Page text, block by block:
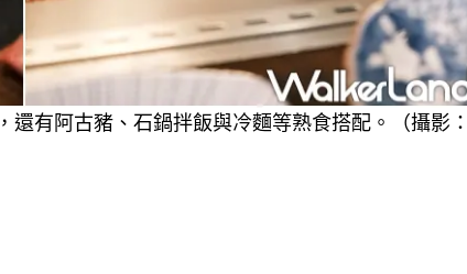
有阿古豬、石鍋拌飯與冷麵等熟食搭配。（攝影